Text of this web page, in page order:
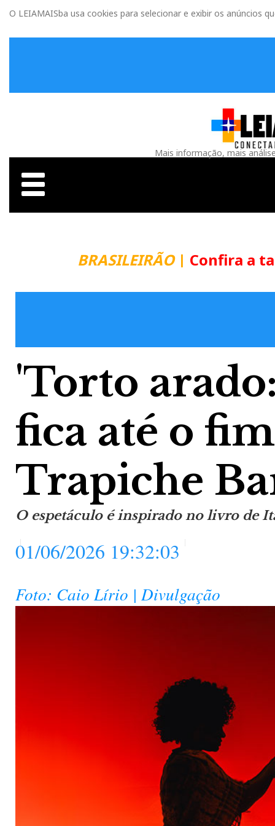
O LEIAMAISba usa cookies para selecionar e exibir os anúncios
Mais informação, mais
BRASILEIRÃO| Confira a
'Torto
fica até o
Trapiche
O espetáculo é inspirado no livro de
01/06/2026 19:32:03
Foto: Caio Lírio | Divulgação